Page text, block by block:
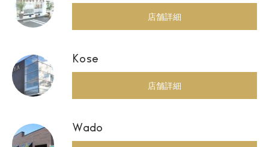
店舗詳細
Kose
店舗詳細
Wado